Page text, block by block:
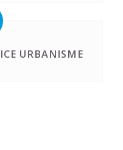
URBANISME